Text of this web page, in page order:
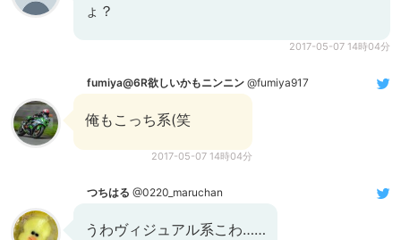
ょ？
2017-05-07 14時04分
fumiya@6R欲しいかもニンニン @fumiya917
俺もこっち系(笑
2017-05-07 14時04分
つちはる @0220_maruchan
うわヴィジュアル系こわ……